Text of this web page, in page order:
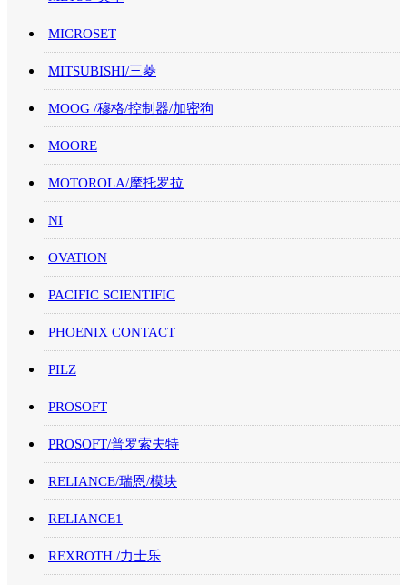
MICROSET
MITSUBISHI/三菱
MOOG /穆格/控制器/加密狗
MOORE
MOTOROLA/摩托罗拉
NI
OVATION
PACIFIC SCIENTIFIC
PHOENIX CONTACT
PILZ
PROSOFT
PROSOFT/普罗索夫特
RELIANCE/瑞恩/模块
RELIANCE1
REXROTH /力士乐